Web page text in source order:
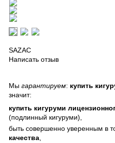
SAZAC
Написать отзыв
Мы гарантируем: купить
значит:
купить кигуруми
(подлинный кигуруми),
быть совершенно уверенным в
качества